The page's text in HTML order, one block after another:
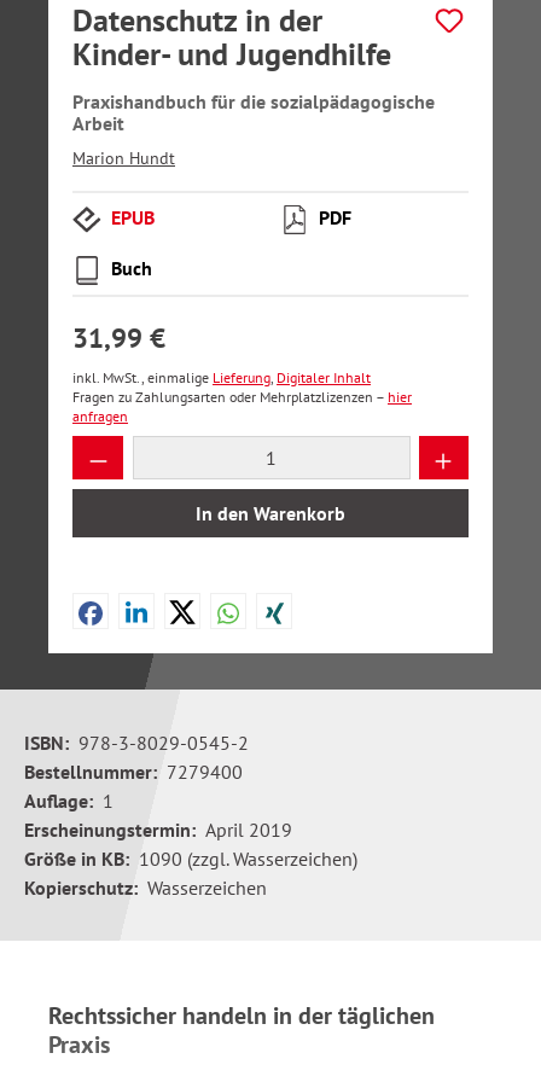
Datenschutz in der
Kinder- und Jugendhilfe
Praxishandbuch für die sozialpädagogische
Arbeit
Marion Hundt
EPUB PDF
Buch
31,99 €
inkl. MwSt., einmalige Lieferung, Digitaler Inhalt
Fragen zu Zahlungsarten oder Mehrplatzlizenzen – hier
anfragen
Produkt Anzahl: Gib den gewünschten
In den Warenkorb
ISBN: 978-3-8029-0545-2
Bestellnummer: 7279400
Auflage: 1
Erscheinungstermin: April 2019
Größe in KB: 1090 (zzgl. Wasserzeichen)
Kopierschutz: Wasserzeichen
Rechtssicher handeln in der täglichen
Praxis